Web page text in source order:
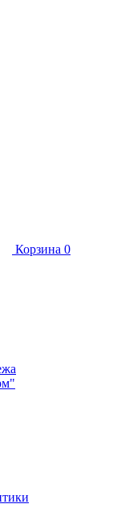
Корзина 0